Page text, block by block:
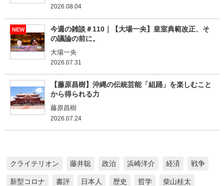
2026.08.04
NEW
今週の雑談＃110｜【大場一央】皇室典範改正、そ
の議論の前に。
大場一央
2026.07.31
【藤原昌樹】沖縄の伝統芸能「組踊」を楽しむこと
から得られる力
藤原昌樹
2026.07.24
クライテリオン 藤井聡 政治 浜崎洋介 経済 戦争
新型コロナ 書評 日本人 歴史 哲学 柴山桂太